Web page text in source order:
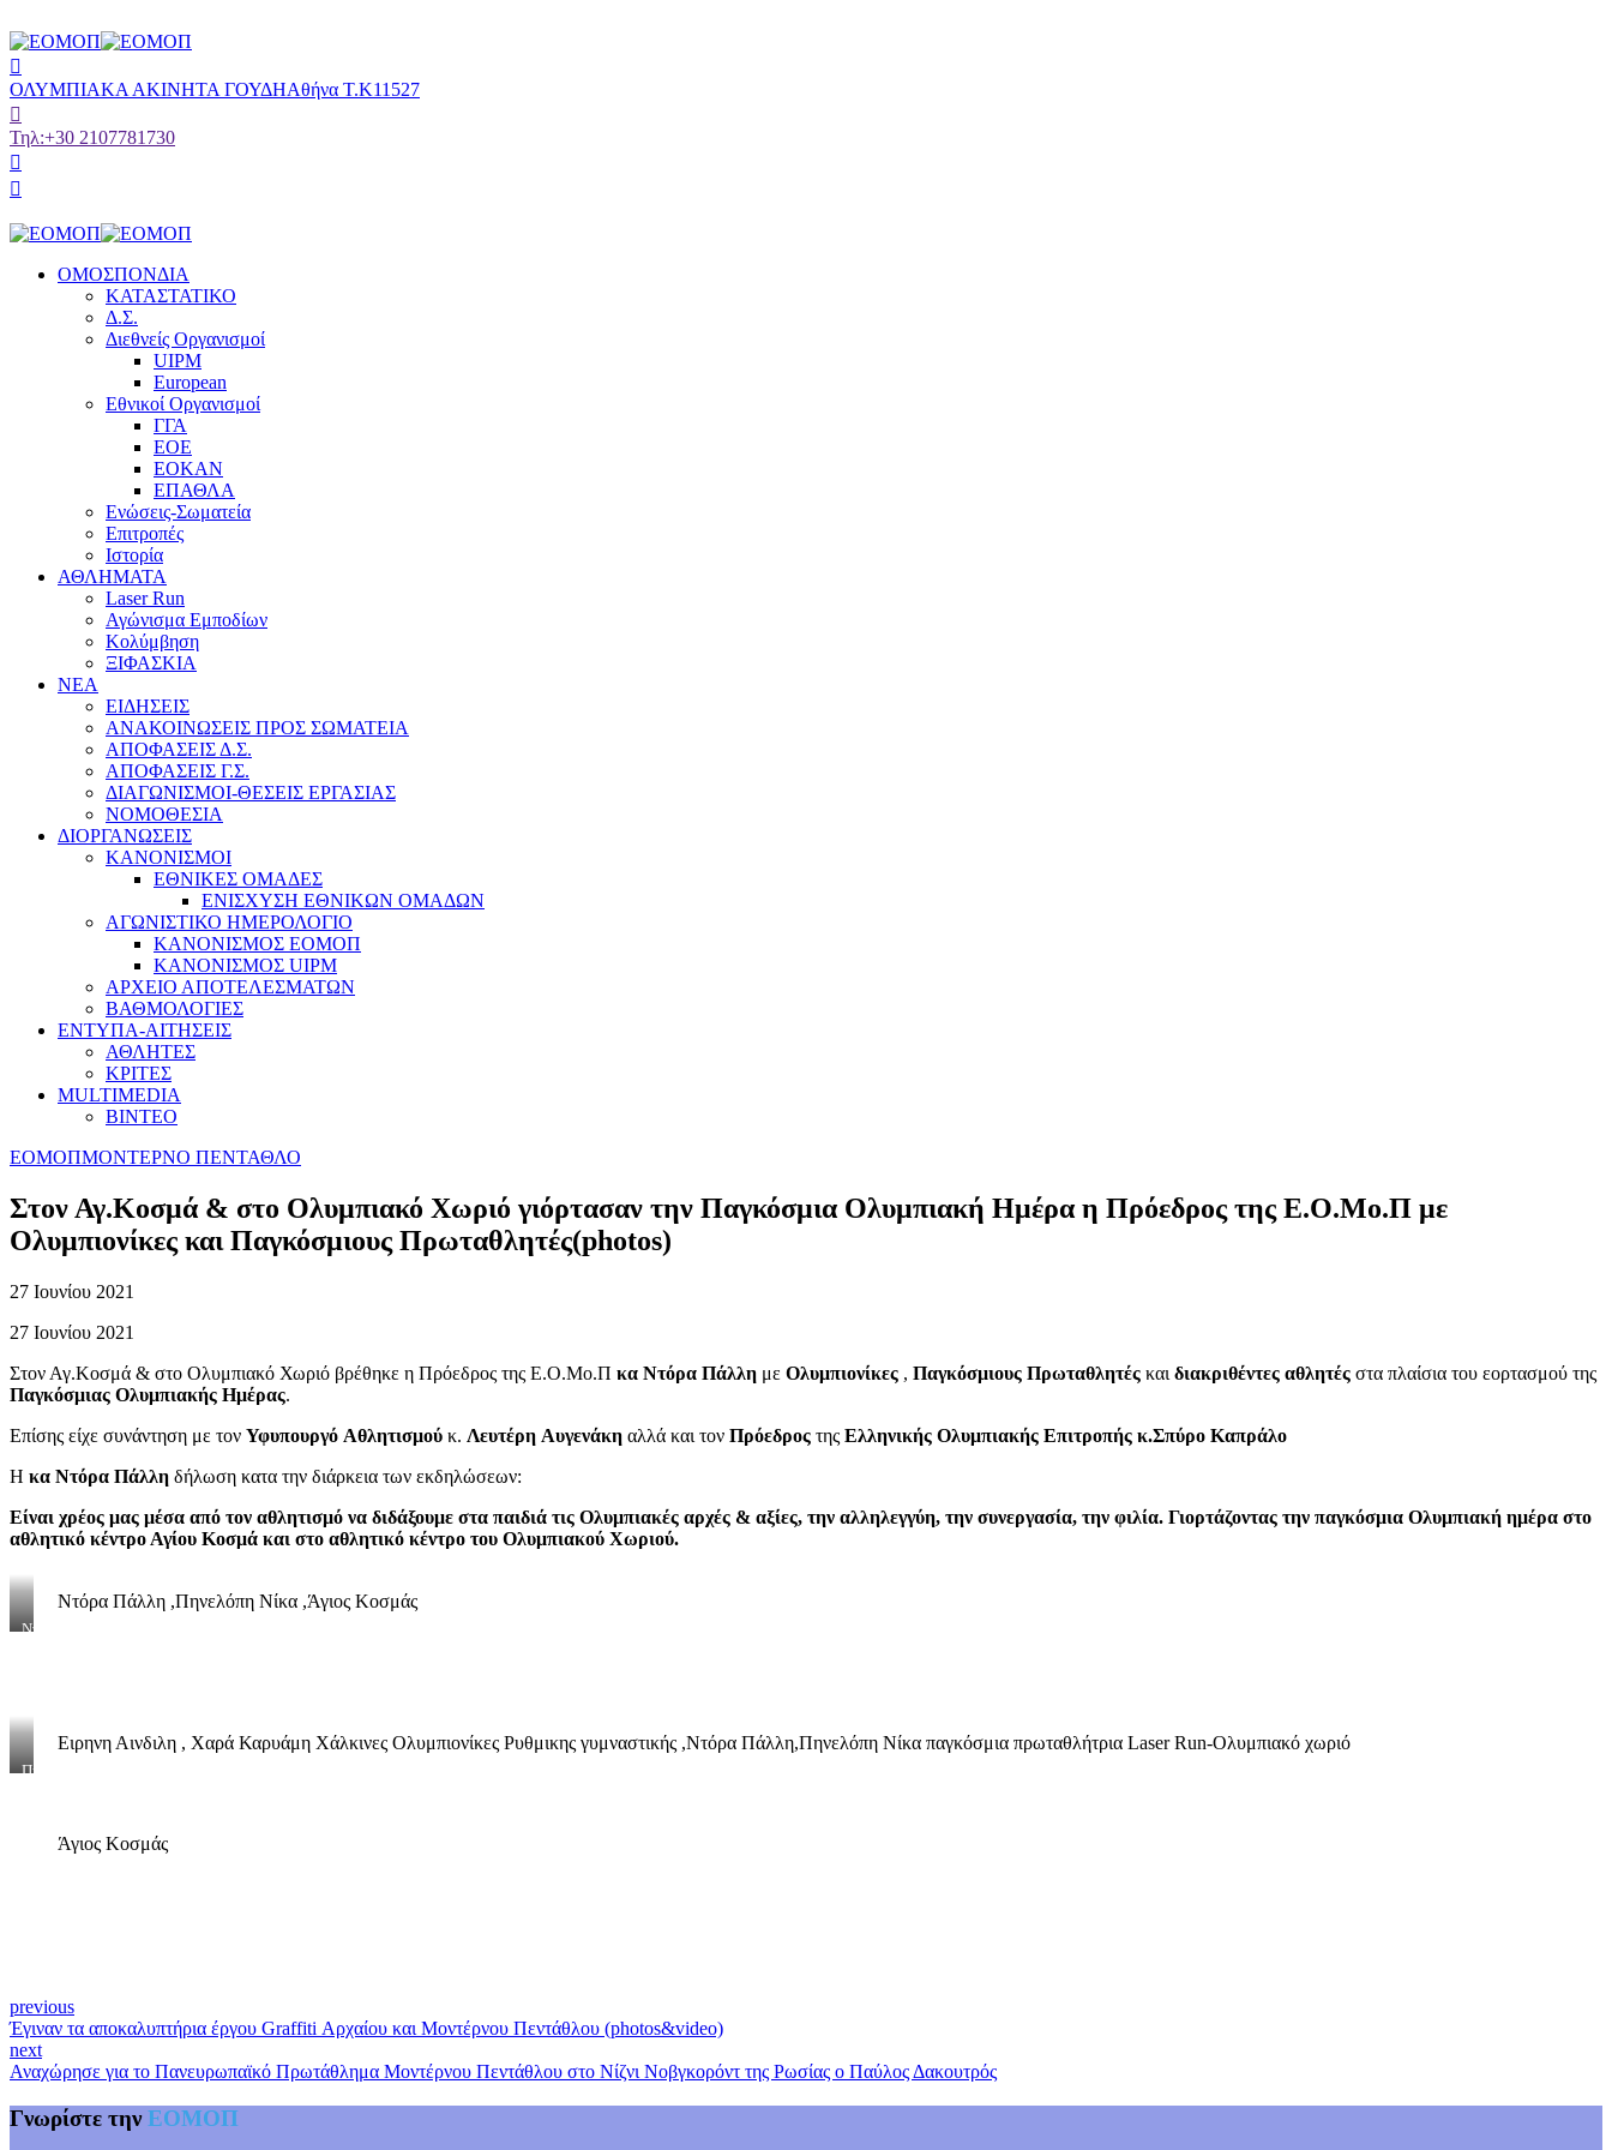
ΟΛΥΜΠΙΑΚΑ ΑΚΙΝΗΤΑ ΓΟΥΔΗΑθήνα Τ.Κ11527
Τηλ:+30 2107781730
ΟΜΟΣΠΟΝΔΙΑ
ΚΑΤΑΣΤΑΤΙΚΟ
Δ.Σ.
Διεθνείς Οργανισμοί
UIPM
European
Εθνικοί Οργανισμοί
ΓΓΑ
ΕΟΕ
ΕΟΚΑΝ
ΕΠΑΘΛΑ
Ενώσεις-Σωματεία
Επιτροπές
Ιστορία
ΑΘΛΗΜΑΤΑ
Laser Run
Αγώνισμα Εμποδίων
Κολύμβηση
ΞΙΦΑΣΚΙΑ
NEA
ΕΙΔΗΣΕΙΣ
ΑΝΑΚΟΙΝΩΣΕΙΣ ΠΡΟΣ ΣΩΜΑΤΕΙΑ
ΑΠΟΦΑΣΕΙΣ Δ.Σ.
ΑΠΟΦΑΣΕΙΣ Γ.Σ.
ΔΙΑΓΩΝΙΣΜΟΙ-ΘΕΣΕΙΣ ΕΡΓΑΣΙΑΣ
ΝΟΜΟΘΕΣΙΑ
ΔΙΟΡΓΑΝΩΣΕΙΣ
ΚΑΝΟΝΙΣΜΟΙ
ΕΘΝΙΚΕΣ ΟΜΑΔΕΣ
ΕΝΙΣΧΥΣΗ ΕΘΝΙΚΩΝ ΟΜΑΔΩΝ
ΑΓΩΝΙΣΤΙΚΟ ΗΜΕΡΟΛΟΓΙΟ
ΚΑΝΟΝΙΣΜΟΣ ΕΟΜΟΠ
ΚΑΝΟΝΙΣΜΟΣ UIPM
ΑΡΧΕΙΟ ΑΠΟΤΕΛΕΣΜΑΤΩΝ
ΒΑΘΜΟΛΟΓΙΕΣ
ΕΝΤΥΠΑ-ΑΙΤΗΣΕΙΣ
ΑΘΛΗΤΕΣ
ΚΡΙΤΕΣ
MULTIMEDIA
ΒΙΝΤΕΟ
ΕΟΜΟΠΜΟΝΤΕΡΝΟ ΠΕΝΤΑΘΛΟ
Στον Αγ.Κοσμά & στο Ολυμπιακό Χωριό γιόρτασαν την Παγκόσμια Ολυμπιακή Ημέρα η Πρόεδρος της Ε.Ο.Μο.Π με
Ολυμπιονίκες και Παγκόσμιους Πρωταθλητές(photos)
27 Ιουνίου 2021
27 Ιουνίου 2021
Στον Αγ.Κοσμά & στο Ολυμπιακό Χωριό βρέθηκε η Πρόεδρος της Ε.Ο.Μο.Π κα Ντόρα Πάλλη με Ολυμπιονίκες , Παγκόσμιους Πρωταθλητές και διακριθέντες αθλητές στα πλαίσια του εορτασμού της
Παγκόσμιας Ολυμπιακής Ημέρας.
Επίσης είχε συνάντηση με τον Υφυπουργό Αθλητισμού κ. Λευτέρη Αυγενάκη αλλά και τον Πρόεδρος της Ελληνικής Ολυμπιακής Επιτροπής κ.Σπύρο Καπράλο
Η κα Ντόρα Πάλλη δήλωση κατα την διάρκεια των εκδηλώσεων:
Είναι χρέος μας μέσα από τον αθλητισμό να διδάξουμε στα παιδιά τις Ολυμπιακές αρχές & αξίες, την αλληλεγγύη, την συνεργασία, την φιλία. Γιορτάζοντας την παγκόσμια Ολυμπιακή ημέρα στο
αθλητικό κέντρο Αγίου Κοσμά και στο αθλητικό κέντρο του Ολυμπιακού Χωριού.
Ντόρα Πάλλη ,Πηνελόπη Νίκα ,Άγιος Κοσμάς
Ντόρα
Καπράλος
Ειρηνη Αινδιλη , Χαρά Καρυάμη Χάλκινες Ολυμπιονίκες Ρυθμικης γυμναστικής ,Ντόρα Πάλλη,Πηνελόπη Νίκα παγκόσμια πρωταθλήτρια Laser Run-Ολυμπιακό χωριό
Πηνελοπη
ΔακουτρόςΆγιος Κοσμάς
previous
Έγιναν τα αποκαλυπτήρια έργου Graffiti Αρχαίου και Μοντέρνου Πεντάθλου (photos&video)
next
Αναχώρησε για το Πανευρωπαϊκό Πρωτάθλημα Μοντέρνου Πεντάθλου στο Νίζνι Νοβγκορόντ της Ρωσίας ο Παύλος Δακουτρός
Γνωρίστε τηνΕΟΜΟΠ